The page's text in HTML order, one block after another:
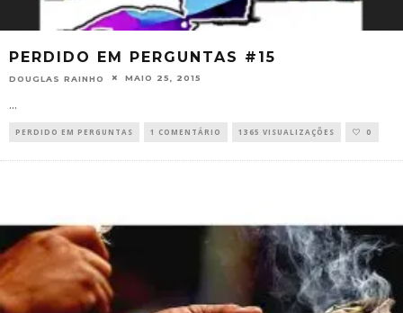
PERDIDO EM PERGUNTAS #15
DOUGLAS RAINHO MAIO 25, 2015
...
PERDIDO EM PERGUNTAS 1 COMENTÁRIO 1365 VISUALIZAÇÕES 0